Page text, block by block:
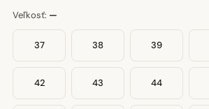
Veľkosť: —
37 38 39
42 43 44